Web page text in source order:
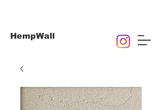
HempWall